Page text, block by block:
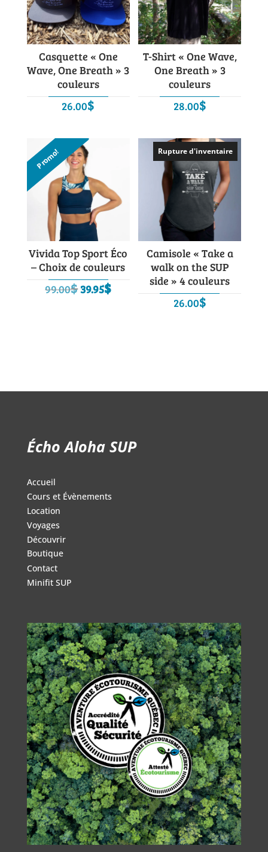
Casquette « One
Wave, One Breath » 3
couleurs
26.00$
T-Shirt « One Wave,
One Breath » 3
couleurs
28.00$
Promo!
Vivida Top Sport Éco
– Choix de couleurs
99.00$Le
39.95$Le
Rupture d'inventaire
Camisole « Take a
walk on the SUP
side » 4 couleurs
26.00$
Écho Aloha SUP
Accueil
Cours et Évènements
Location
Voyages
Découvrir
Boutique
Contact
Minifit SUP